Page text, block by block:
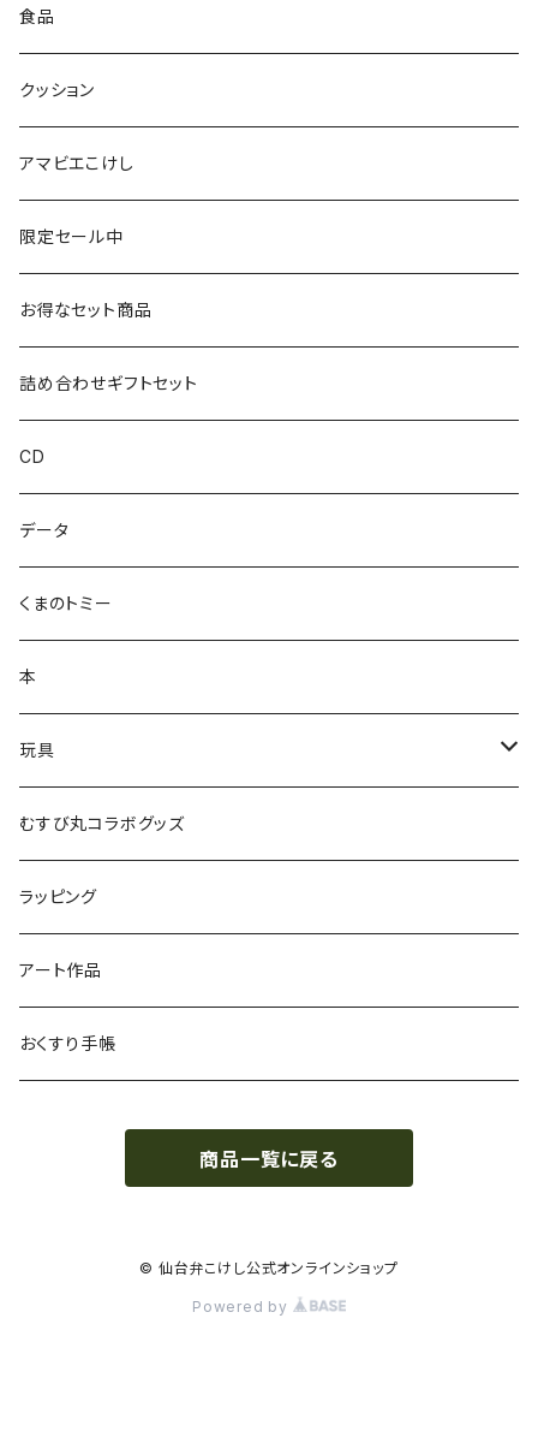
仙台弁こけしのこけし
やじろうちゃん
ばんつぁん
ズンダリアンシリーズ
コケゾン
マスキングテープ
ノート
メモ帳
クリアファイル
スポンジ
フォトフレーム
食品
クッション
アマビエこけし
限定セール中
お得なセット商品
詰め合わせギフトセット
CD
データ
くまのトミー
本
玩具
かるた
むすび丸コラボグッズ
ラッピング
アート作品
おくすり手帳
商品一覧に戻る
© 仙台弁こけし公式オンラインショップ
Powered by